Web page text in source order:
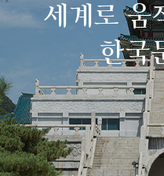
세계로 움
한국